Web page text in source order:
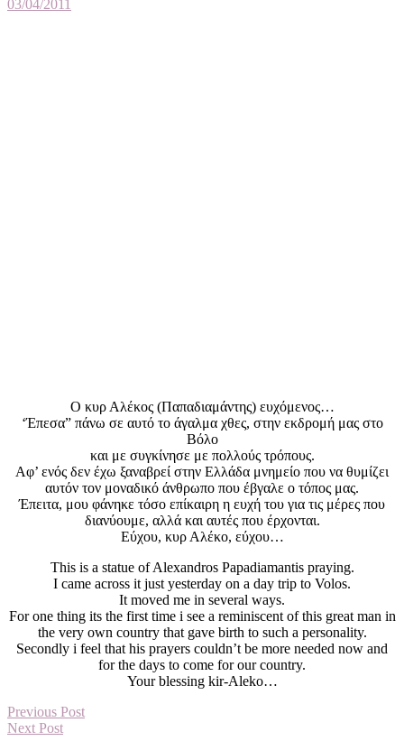
03/04/2011
Ο κυρ Αλέκος (Παπαδιαμάντης) ευχόμενος…
‘Έπεσα” πάνω σε αυτό το άγαλμα χθες, στην εκδρομή μας στο
Βόλο
και με συγκίνησε με πολλούς τρόπους.
Αφ’ ενός δεν έχω ξαναβρεί στην Ελλάδα μνημείο που να θυμίζει
αυτόν τον μοναδικό άνθρωπο που έβγαλε ο τόπος μας.
Έπειτα, μου φάνηκε τόσο επίκαιρη η ευχή του για τις μέρες που
διανύουμε, αλλά και αυτές που έρχονται.
Εύχου, κυρ Αλέκο, εύχου…
This is a statue of Alexandros Papadiamantis praying.
I came across it just yesterday on a day trip to Volos.
It moved me in several ways.
For one thing its the first time i see a reminiscent of this great man in
the very own country that gave birth to such a personality.
Secondly i feel that his prayers couldn’t be more needed now and
for the days to come for our country.
Your blessing kir-Aleko…
Previous Post
Next Post